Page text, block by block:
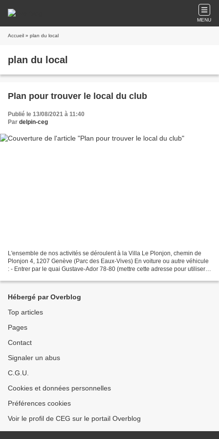
MENU
Accueil » plan du local
plan du local
Plan pour trouver le local du club
Publié le 13/08/2021 à 11:40
Par delpin-ceg
L'ensemble de nos activités se déroulent à la Villa Le Plonjon, chemin de
Plonjon 4, 1207 Genève (Parc des Eaux-Vives) En voiture ou autre véhicule
: - Entrer par le quai Gustave-Ador 78-80 (mettre cette adresse pour utiliser
Hébergé par Overblog
Top articles
Pages
Contact
Signaler un abus
C.G.U.
Cookies et données personnelles
Préférences cookies
Voir le profil de CEG sur le portail Overblog